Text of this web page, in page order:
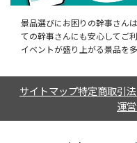
景品選びにお困りの幹事さん
ての幹事さんにも安心してご
イベントが盛り上がる景品を
サイトマップ特定商取引
運